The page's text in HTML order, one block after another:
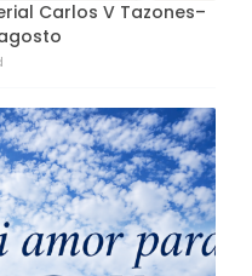
Carlos V Tazones–